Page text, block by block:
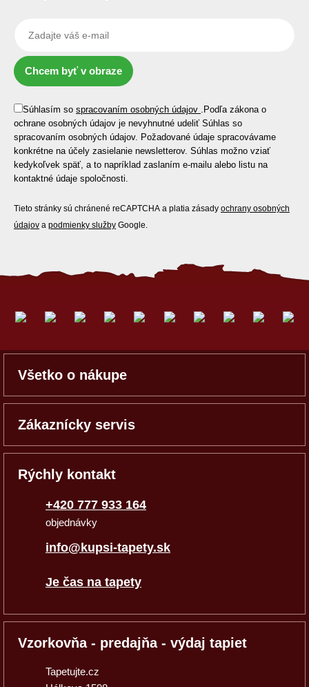
Chcem byť v obraze
Súhlasím so spracovaním osobných údajov . Podľa zákona o
ochrane osobných údajov je nevyhnutné udeliť Súhlas so
spracovaním osobných údajov. Požadované údaje spracovávame
konkrétne na účely zasielanie newsletterov. Súhlas možno vziať
kedykoľvek späť, a to napríklad zaslaním e-mailu alebo listu na
kontaktné údaje spoločnosti.
Tieto stránky sú chránené reCAPTCHA a platia zásady ochrany osobných
údajov a podmienky služby Google.
Všetko o nákupe
Zákaznícky servis
Rýchly kontakt
+420 777 933 164
objednávky
info@kupsi-tapety.sk
Je čas na tapety
Vzorkovňa - predajňa - výdaj tapiet
Tapetujte.cz